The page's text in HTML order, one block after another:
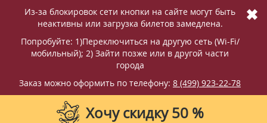
Из-за блокировок сети кнопки на сайте могут быть
неактивны или загрузка билетов замедлена.
Попробуйте: 1)Переключиться на другую сеть (Wi-Fi/
мобильный); 2) Зайти позже или в другой части
города
Заказ можно оформить по телефону: 8 (499) 923-22-78
✖
Хочу скидку 50 %